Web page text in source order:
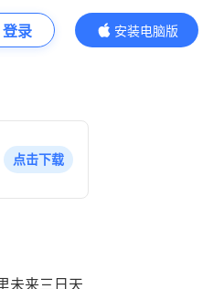
登录
安装电脑版
内容更精彩
点击下载
未来三日天